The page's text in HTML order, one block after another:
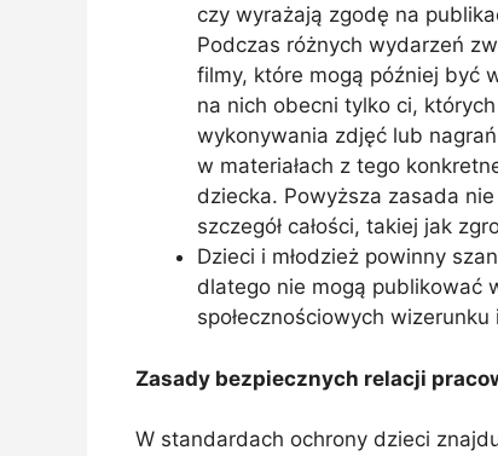
czy wyrażają zgodę na
Podczas różnych wydarzeń
filmy, które mogą później być
na nich obecni tylko ci,
wykonywania zdjęć lub
w materiałach z tego
dziecka. Powyższa zasada
szczegół całości, takiej jak
Dzieci i młodzież powinny
dlatego nie mogą publikować
społecznościowych
Zasady bezpiecznych relacji
W standardach ochrony dzieci